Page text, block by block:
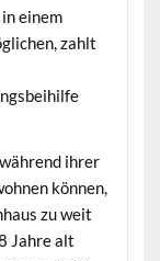
einem
zahlt
ihrer
können,
zu weit
Jahre alt